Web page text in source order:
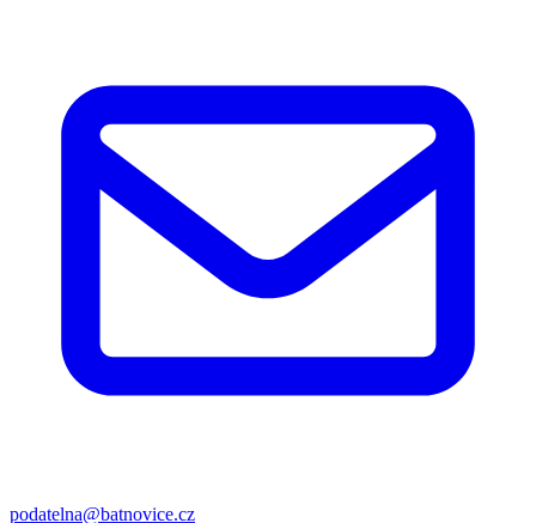
podatelna@batnovice.cz